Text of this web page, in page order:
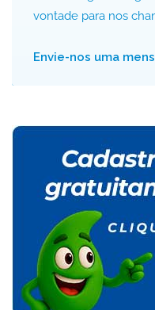
vontade para nos
Envie-nos uma